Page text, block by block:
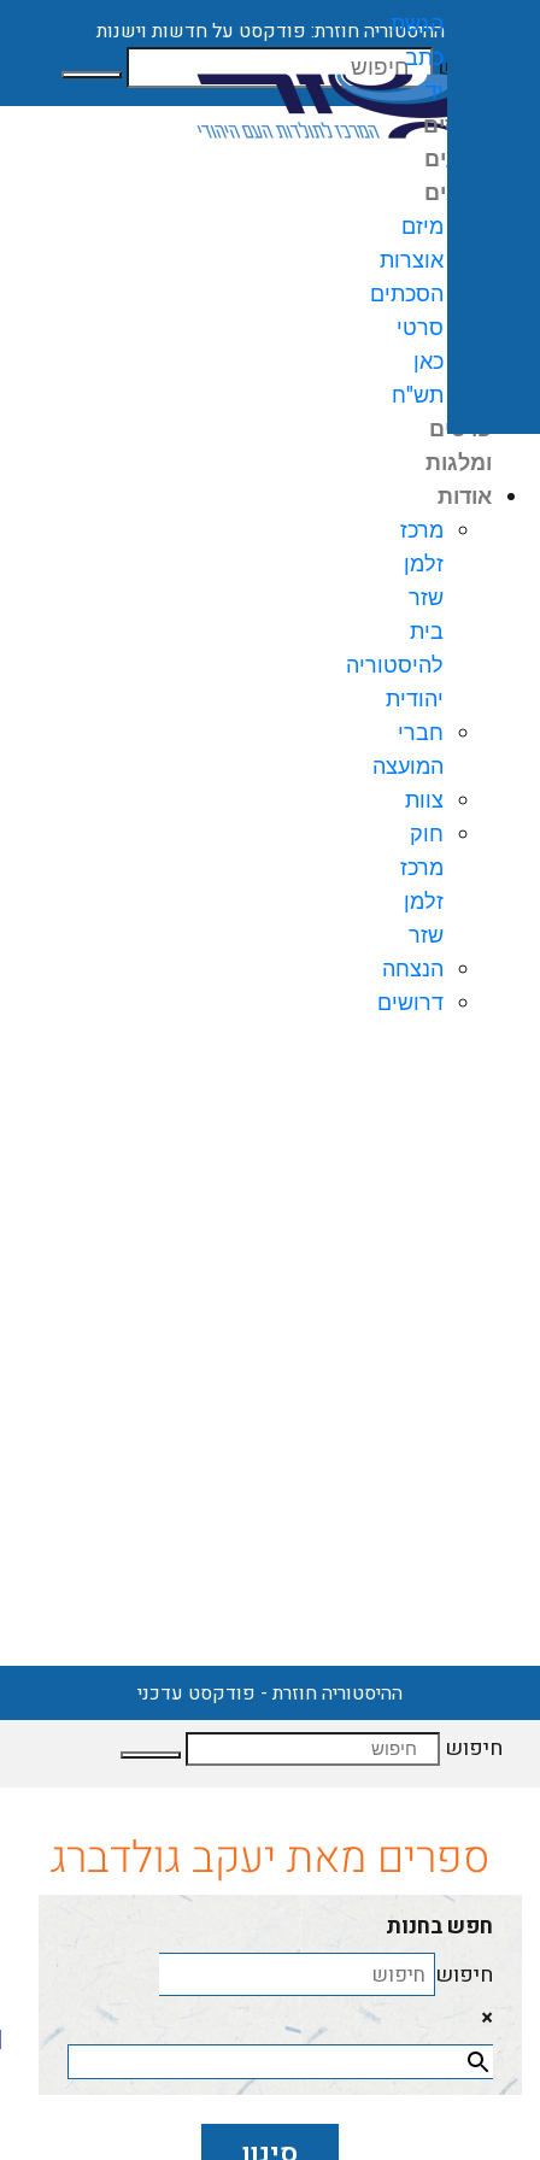
ההיסטוריה חוזרת: פודקסט על חדשות וישנות
הגשת
כתב
יד
קורסים
ארועים
מיזמים
מיזם
אוצרות
הסכתים
סרטי
כאן
תש"ח
פרסים
ומלגות
אודות
מרכז
זלמן
שזר
בית
להיסטוריה
יהודית
חברי
המועצה
צוות
חוק
מרכז
זלמן
שזר
הנצחה
דרושים
ההיסטוריה חוזרת - פודקסט עדכני
חיפוש
ספרים מאת יעקב גולדברג
חפש בחנות
חיפוש
×